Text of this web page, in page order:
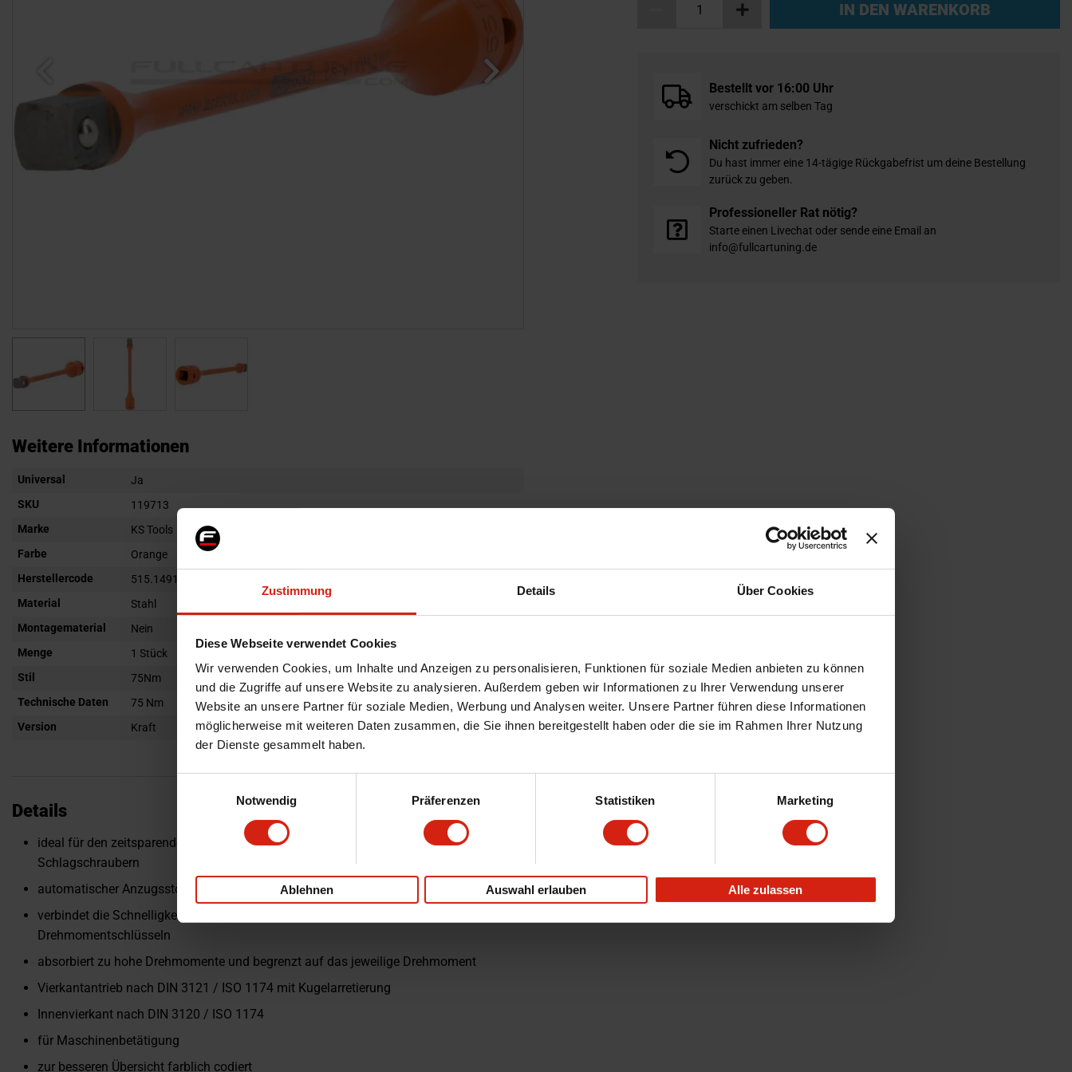
Zustimmung Details Über Cookies
Diese Webseite verwendet Cookies
Wir verwenden Cookies, um Inhalte und Anzeigen zu personalisieren, Funktionen für soziale Medien anbieten zu können
und die Zugriffe auf unsere Website zu analysieren. Außerdem geben wir Informationen zu Ihrer Verwendung unserer
Website an unsere Partner für soziale Medien, Werbung und Analysen weiter. Unsere Partner führen diese Informationen
möglicherweise mit weiteren Daten zusammen, die Sie ihnen bereitgestellt haben oder die sie im Rahmen Ihrer Nutzung
der Dienste gesammelt haben.
Notwendig
Präferenzen Statistiken Marketing
Ablehnen Auswahl erlauben Alle zulassen
IN DEN WARENKORB
Bestellt vor 16:00 Uhr
verschickt am selben Tag
Nicht zufrieden?
Du hast immer eine 14-tägige Rückgabefrist um deine Bestellung
zurück zu geben.
Professioneller Rat nötig?
Starte einen Livechat oder sende eine Email an
info@fullcartuning.de
Anfang
Bildgalerie
springen
Weitere Informationen
Weitere
Universal
Ja
SKU
119713
Marke
KS Tools
Farbe
Orange
Herstellercode
515.1491
Material
Stahl
Montagematerial
Nein
Menge
1 Stück
Stil
75Nm
Technische Daten
75 Nm
Version
Kraft
Details
ideal für den zeitsparenden Voranzug von Radschrauben und Muttern mit
Schlagschraubern
automatischer Anzugsstopp verhindert Beschädigungen an Felgen und Schrauben
verbindet die Schnelligkeit von Schlagschraubern mit der Genauigkeit von
Drehmomentschlüsseln
absorbiert zu hohe Drehmomente und begrenzt auf das jeweilige Drehmoment
Vierkantantrieb nach DIN 3121 / ISO 1174 mit Kugelarretierung
Innenvierkant nach DIN 3120 / ISO 1174
für Maschinenbetätigung
zur besseren Übersicht farblich codiert